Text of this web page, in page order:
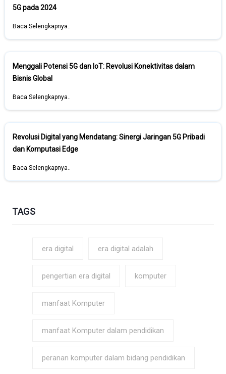
5G pada 2024
Baca Selengkapnya..
Menggali Potensi 5G dan IoT: Revolusi Konektivitas dalam
Bisnis Global
Baca Selengkapnya..
Revolusi Digital yang Mendatang: Sinergi Jaringan 5G Pribadi
dan Komputasi Edge
Baca Selengkapnya..
TAGS
era digital era digital adalah
pengertian era digital komputer
manfaat Komputer
manfaat Komputer dalam pendidikan
peranan komputer dalam bidang pendidikan